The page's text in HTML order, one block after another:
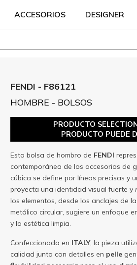
ACCESORIOS DESIGNER
FENDI - F86121
HOMBRE - BOLSOS
PRODUCTO
PRODUCTO PUEDE
Esta bolsa de hombro de FENDI
contemporánea de los accesorios de
cúbica se define por líneas precisas y
proyecta una identidad visual fuerte y
los elementos, desde los anclajes de
metálico circular, sugiere un enfoque
y la estética limpia.
Confeccionada en ITALY, la pieza
calidad junto con detalles en pelle